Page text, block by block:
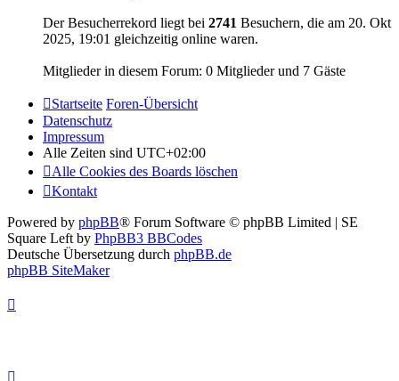
Der Besucherrekord liegt bei 2741 Besuchern, die am 20. Okt
2025, 19:01 gleichzeitig online waren.
Mitglieder in diesem Forum: 0 Mitglieder und 7 Gäste
Startseite Foren-Übersicht
Datenschutz
Impressum
Alle Zeiten sind UTC+02:00
Alle Cookies des Boards löschen
Kontakt
Powered by phpBB® Forum Software © phpBB Limited | SE
Square Left by PhpBB3 BBCodes
Deutsche Übersetzung durch phpBB.de
phpBB SiteMaker